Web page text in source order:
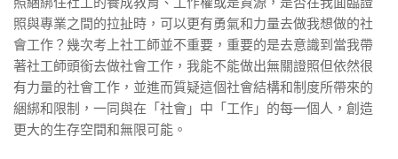
照與專業之間的拉扯時，可以更有勇氣和力量去做我想做的社
會工作？幾次考上社工師並不重要，重要的是去意識到當我帶
著社工師頭銜去做社會工作，我能不能做出無關證照但依然很
有力量的社會工作，並進而質疑這個社會結構和制度所帶來的
綑綁和限制，一同與在「社會」中「工作」的每一個人，創造
更大的生存空間和無限可能。